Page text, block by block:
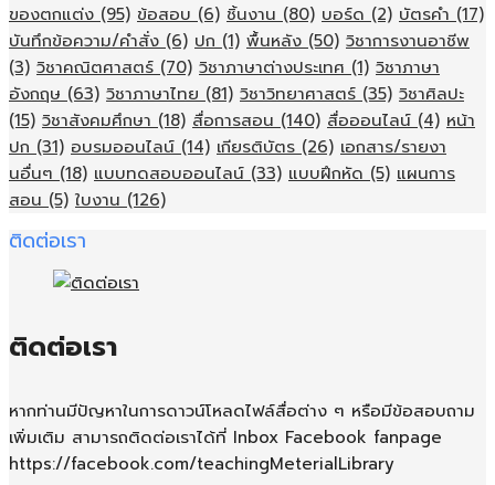
ของตกแต่ง (95) ข้อสอบ (6) ชิ้นงาน (80) บอร์ด (2) บัตรคำ (17)
บันทึกข้อความ/คำสั่ง (6) ปก (1) พื้นหลัง (50) วิชาการงานอาชีพ
(3) วิชาคณิตศาสตร์ (70) วิชาภาษาต่างประเทศ (1) วิชาภาษา
อังกฤษ (63) วิชาภาษาไทย (81) วิชาวิทยาศาสตร์ (35) วิชาศิลปะ
(15) วิชาสังคมศึกษา (18) สื่อการสอน (140) สื่อออนไลน์ (4) หน้า
ปก (31) อบรมออนไลน์ (14) เกียรติบัตร (26) เอกสาร/รายงา
นอื่นๆ (18) แบบทดสอบออนไลน์ (33) แบบฝึกหัด (5) แผนการ
สอน (5) ใบงาน (126)
ติดต่อเรา
ติดต่อเรา
หากท่านมีปัญหาในการดาวน์โหลดไฟล์สื่อต่าง ๆ หรือมีข้อสอบถาม
เพิ่มเติม สามารถติดต่อเราได้ที่ Inbox Facebook fanpage
https://facebook.com/teachingMeterialLibrary